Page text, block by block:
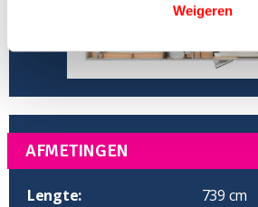
Weigeren
AFMETINGEN
Lengte:
739 cm